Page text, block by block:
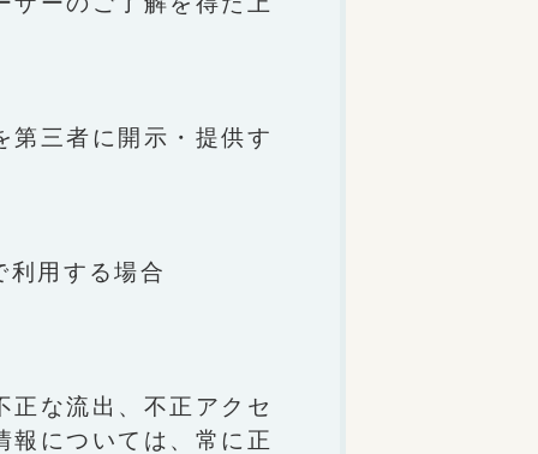
第三者に開示・提供す
利用する場合
正な流出、不正アクセ
報については、常に正